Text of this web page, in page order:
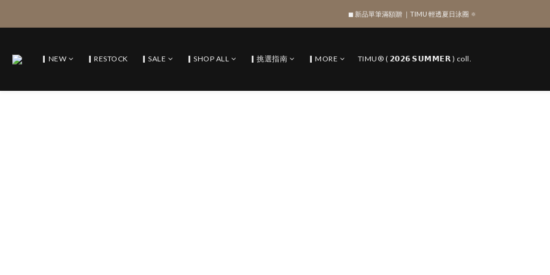
綁定 LINE 註冊新會員，獲得 $100 購物金
◼︎ 新品單筆滿額贈 ｜TIMU 輕透夏日泳圈 🔅
▎NEW ▎RESTOCK ▎SALE ▎SHOP ALL ▎挑選指南 ▎MORE TIMU® ( 𝟮𝟬𝟮𝟲 𝗦𝗨𝗠𝗠𝗘𝗥 ) coll.